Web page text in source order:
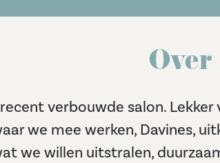
verbouwde salon.
we mee werken, Davines,
we willen uitstralen,